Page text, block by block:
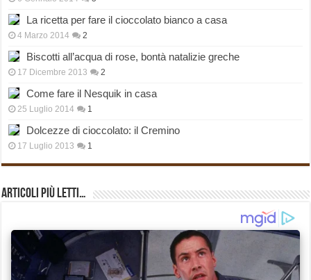
La ricetta per fare il cioccolato bianco a casa
4 Marzo 2014 2
Biscotti all’acqua di rose, bontà natalizie greche
17 Dicembre 2013 2
Come fare il Nesquik in casa
25 Luglio 2014 1
Dolcezze di cioccolato: il Cremino
17 Luglio 2013 1
Articoli più Letti…